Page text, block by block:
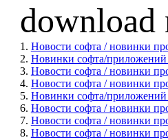
download
1. Новости софта / новинки
2. Новинки софта/приложений
3. Новости софта / новинки
4. Новости софта / новинки
5. Новинки софта/приложений
6. Новости софта / новинки
7. Новости софта / новинки
8. Новости софта / новинки